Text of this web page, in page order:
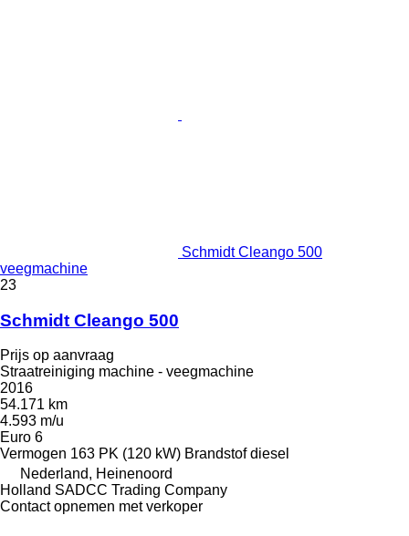
Schmidt Cleango 500
veegmachine
23
Schmidt Cleango 500
Prijs op aanvraag
Straatreiniging machine - veegmachine
2016
54.171 km
4.593 m/u
Euro 6
Vermogen 163 PK (120 kW) Brandstof diesel
Nederland, Heinenoord
Holland SADCC Trading Company
Contact opnemen met verkoper